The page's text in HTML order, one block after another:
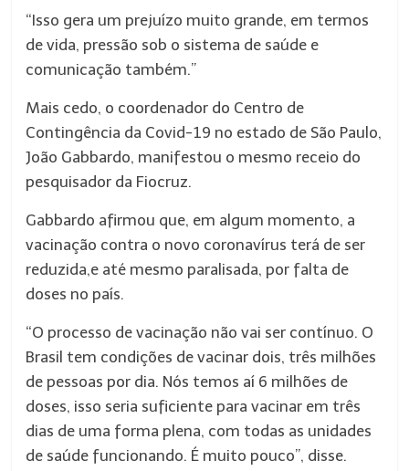
“Isso gera um prejuízo muito grande, em termos
de vida, pressão sob o sistema de saúde e
comunicação também.”
Mais cedo, o coordenador do Centro de
Contingência da Covid-19 no estado de São Paulo,
João Gabbardo, manifestou o mesmo receio do
pesquisador da Fiocruz.
Gabbardo afirmou que, em algum momento, a
vacinação contra o novo coronavírus terá de ser
reduzida,e até mesmo paralisada, por falta de
doses no país.
“O processo de vacinação não vai ser contínuo. O
Brasil tem condições de vacinar dois, três milhões
de pessoas por dia. Nós temos aí 6 milhões de
doses, isso seria suficiente para vacinar em três
dias de uma forma plena, com todas as unidades
de saúde funcionando. É muito pouco”, disse.